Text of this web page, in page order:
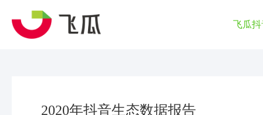
飞瓜抖
2020年抖音生态数据报告